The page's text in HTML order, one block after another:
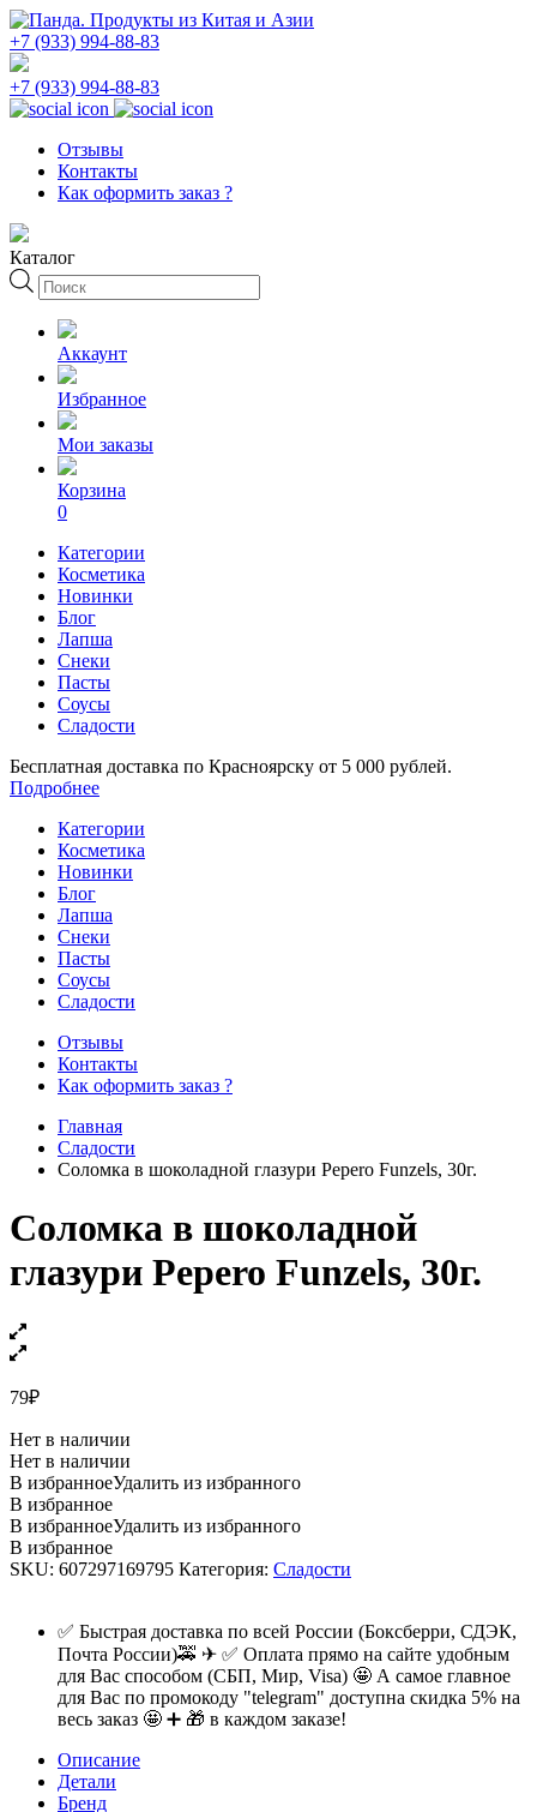
+7 (933) 994-88-83
+7 (933) 994-88-83
Отзывы
Контакты
Как оформить заказ ?
Каталог
Поиск
товаров
Аккаунт
Избранное
Мои заказы
Корзина
0
Категории
Косметика
Новинки
Блог
Лапша
Снеки
Пасты
Соусы
Сладости
Бесплатная доставка по Красноярску от 5 000 рублей.
Подробнее
Категории
Косметика
Новинки
Блог
Лапша
Снеки
Пасты
Соусы
Сладости
Отзывы
Контакты
Как оформить заказ ?
Главная
Сладости
Соломка в шоколадной глазури Pepero Funzels, 30г.
Соломка в шоколадной
глазури Pepero Funzels, 30г.
79₽
Нет в наличии
Нет в наличии
В избранноеУдалить из избранного
В избранное
В избранноеУдалить из избранного
В избранное
SKU: 607297169795 Категория: Сладости
✅ Быстрая доставка по всей России (Боксберри, СДЭК,
Почта России)🚕 ✈ ✅ Оплата прямо на сайте удобным
для Вас способом (СБП, Мир, Visa) 🤩 А самое главное
для Вас по промокоду "telegram" доступна скидка 5% на
весь заказ 🤩 ➕ 🎁 в каждом заказе!
Описание
Детали
Бренд